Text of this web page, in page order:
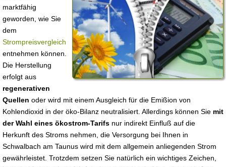
marktfähig
geworden, wie Sie
dem
Strompreisvergleich
entnehmen können.
Die Herstellung
erfolgt aus
regenerativen
Quellen oder wird mit einem Ausgleich für die Emißion von
Kohlendioxid in der öko-Bilanz neutralisiert. Allerdings können Sie mit
der Wahl eines ökostrom-Tarifs nur indirekt Einfluß auf die
Herkunft des Stroms nehmen, die Versorgung bei Ihnen in
Schwalbach am Taunus wird mit dem allgemein anliegenden Strom
gewährleistet. Trotzdem setzen Sie natürlich ein wichtiges Zeichen,